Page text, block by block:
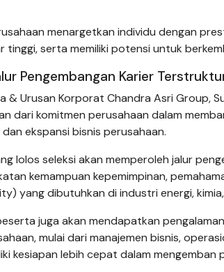
menargetkan individu dengan
serta memiliki potensi untuk
Pengembangan Karier
& Urusan Korporat Chandra Asri Group,
dari komitmen perusahaan dalam
ekspansi bisnis perusahaan.
lolos seleksi akan memperoleh jalur
kemampuan kepemimpinan,
yang dibutuhkan di industri energi,
juga akan mendapatkan
mulai dari manajemen bisnis,
kesiapan lebih cepat dalam